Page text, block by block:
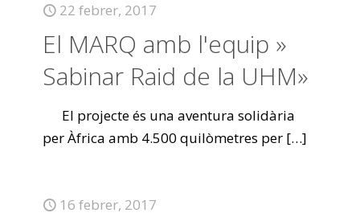
22 febrer, 2017
El MARQ amb l'equip »
Sabinar Raid de la UHM»
El projecte és una aventura solidària
per Àfrica amb 4.500 quilòmetres per […]
16 febrer, 2017